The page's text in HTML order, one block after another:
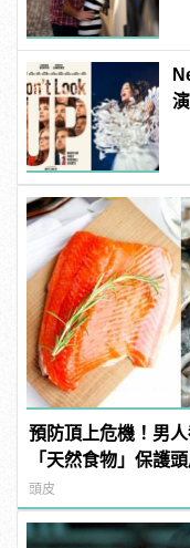
預防頂上危機！男
「天然食物」保護
髮！
頭皮